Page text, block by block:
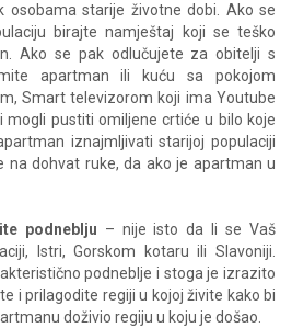
osobama starije životne dobi. Ako se
birajte namještaj koji se teško
Ako se pak odlučujete za obitelji s
apartman ili kuću sa pokojom
Smart televizorom koji ima Youtube
mogli pustiti omiljene crtiće u bilo koje
iznajmljivati starijoj populaciji
na dohvat ruke, da ako je apartman u
podneblju – nije isto da li se Vaš
Istri, Gorskom kotaru ili Slavoniji.
podneblje i stoga je izrazito
i prilagodite regiji u kojoj živite kako bi
doživio regiju u koju je došao.